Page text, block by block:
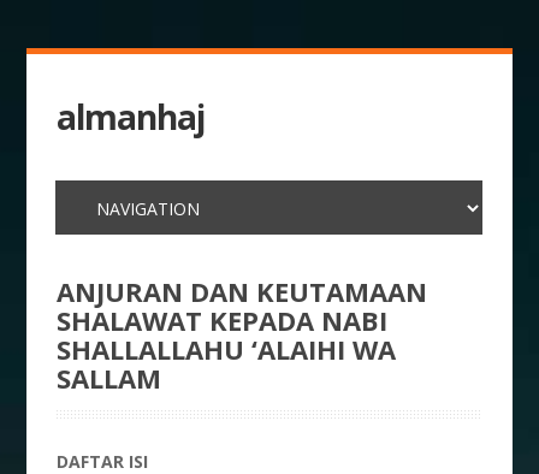
almanhaj
ANJURAN DAN KEUTAMAAN
SHALAWAT KEPADA NABI
SHALLALLAHU ‘ALAIHI WA
SALLAM
DAFTAR ISI